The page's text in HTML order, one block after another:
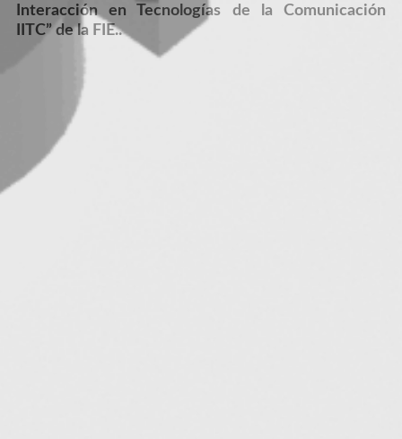
Interacción en Tecnologías de la Comunicación
IITC” de la FIE..